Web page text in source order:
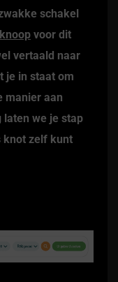
schakel
knoop voor dit
vertaald naar
je in staat om
manier aan
we je stap
knot zelf kunt